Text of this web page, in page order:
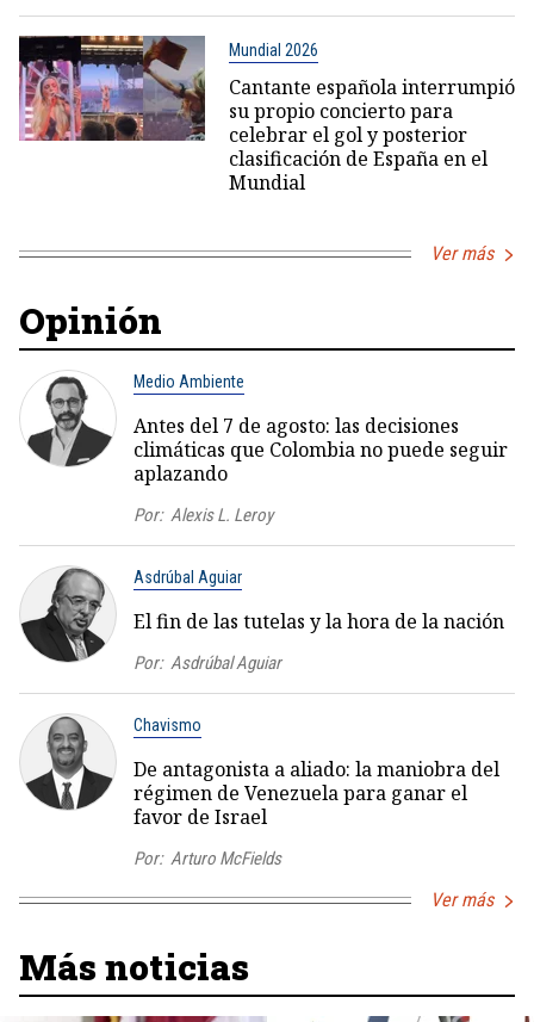
Mundial 2026
Cantante española interrumpió
su propio concierto para
celebrar el gol y posterior
clasificación de España en el
Mundial
Ver más
Opinión
Medio Ambiente
Antes del 7 de agosto: las decisiones
climáticas que Colombia no puede seguir
aplazando
Por: Alexis L. Leroy
Asdrúbal Aguiar
El fin de las tutelas y la hora de la nación
Por: Asdrúbal Aguiar
Chavismo
De antagonista a aliado: la maniobra del
régimen de Venezuela para ganar el
favor de Israel
Por: Arturo McFields
Ver más
Más noticias